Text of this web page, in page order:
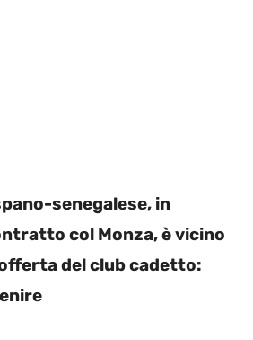
senegalese, in
col Monza, è vicino
del club cadetto: